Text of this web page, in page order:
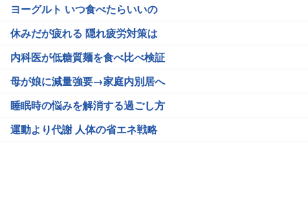
ヨーグルト いつ食べたらいいの
休みだが疲れる 隠れ疲労対策は
内科医が低糖質麺を食べ比べ検証
母が娘に減量強要→家庭内別居へ
睡眠時の悩みを解消する過ごし方
運動より代謝 人体の省エネ戦略